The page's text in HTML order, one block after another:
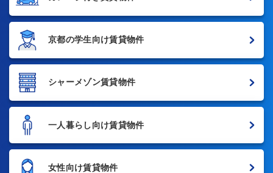
京都の学生向け賃貸物件
シャーメゾン賃貸物件
一人暮らし向け賃貸物件
女性向け賃貸物件